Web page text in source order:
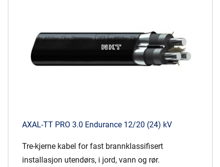
NKT ved første øyekast
Bærekraft
AXAL-TT PRO 3.0 Endurance 12/20 (24) kV
Tre-kjerne kabel for fast brannklassifisert
installasjon utendørs, i jord, vann og rør.